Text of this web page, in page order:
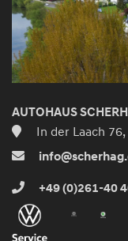
AUTOHAUS
In der Laach
+49 (0)261-40